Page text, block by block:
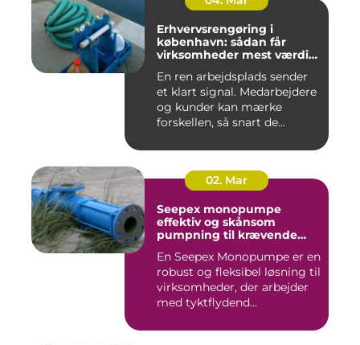
Erhvervsrengøring i
københavn: sådan får
virksomheder mest værdi
En ren arbejdsplads sender
et klart signal. Medarbejdere
og kunder kan mærke
forskellen, så snart de...
02. Mar
Seepex monopumpe
effektiv og skånsom
pumpning til krævende
En Seepex Monopumpe er en
robust og fleksibel løsning til
virksomheder, der arbejder
med tyktflydend...